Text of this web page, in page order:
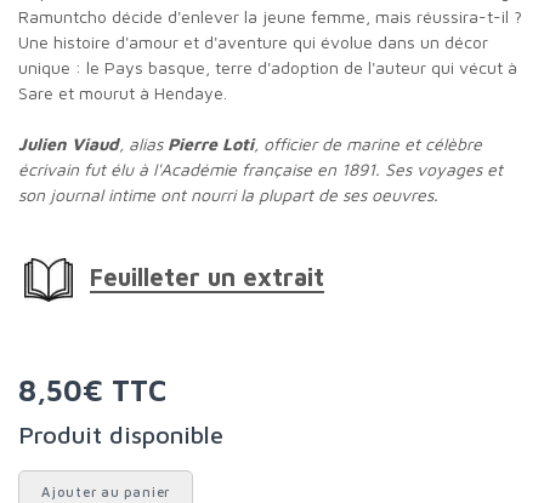
Ramuntcho décide d'enlever la jeune femme, mais réussira-t-il ?
Une histoire d'amour et d'aventure qui évolue dans un décor
unique : le Pays basque, terre d'adoption de l'auteur qui vécut à
Sare et mourut à Hendaye.
Julien Viaud, alias Pierre Loti, officier de marine et célèbre
écrivain fut élu à l'Académie française en 1891. Ses voyages et
son journal intime ont nourri la plupart de ses oeuvres.
Feuilleter un extrait
8,50€ TTC
Produit disponible
Ajouter au panier